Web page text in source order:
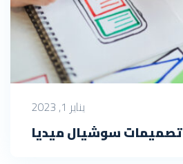
يناير 1, 2023
تصميمات سوشيال ميديا